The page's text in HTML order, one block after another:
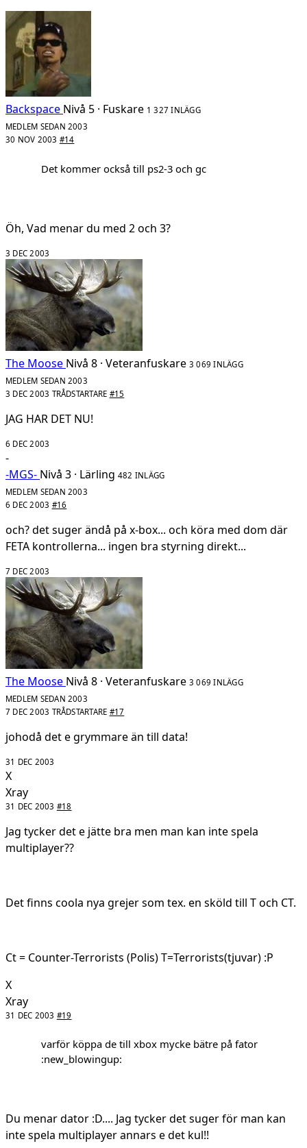
Backspace Nivå 5 · Fuskare 1 327 INLÄGG
MEDLEM SEDAN 2003
30 NOV 2003 #14
Det kommer också till ps2-3 och gc
Öh, Vad menar du med 2 och 3?
3 DEC 2003
The Moose Nivå 8 · Veteranfuskare 3 069 INLÄGG
MEDLEM SEDAN 2003
3 DEC 2003 TRÅDSTARTARE #15
JAG HAR DET NU!
6 DEC 2003
-
-MGS- Nivå 3 · Lärling 482 INLÄGG
MEDLEM SEDAN 2003
6 DEC 2003 #16
och? det suger ändå på x-box... och köra med dom där
FETA kontrollerna... ingen bra styrning direkt...
7 DEC 2003
The Moose Nivå 8 · Veteranfuskare 3 069 INLÄGG
MEDLEM SEDAN 2003
7 DEC 2003 TRÅDSTARTARE #17
johodå det e grymmare än till data!
31 DEC 2003
X
Xray
31 DEC 2003 #18
Jag tycker det e jätte bra men man kan inte spela
multiplayer??
Det finns coola nya grejer som tex. en sköld till T och CT.
Ct = Counter-Terrorists (Polis) T=Terrorists(tjuvar) :P
X
Xray
31 DEC 2003 #19
varför köppa de till xbox mycke bätre på fator
:new_blowingup:
Du menar dator :D.... Jag tycker det suger för man kan
inte spela multiplayer annars e det kul!!